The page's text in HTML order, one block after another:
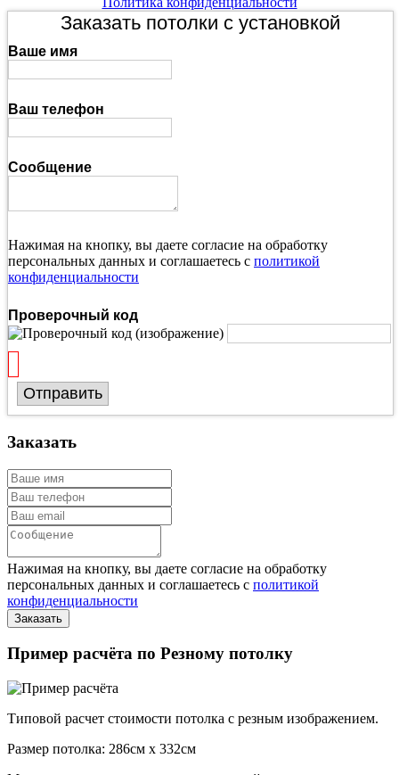
Заказать потолки с установкой
Ваше имя
Ваш телефон
Сообщение
Нажимая на кнопку, вы даете согласие на обработку
персональных данных и соглашаетесь с политикой
конфиденциальности
Проверочный код
Отправить
Заказать
Нажимая на кнопку, вы даете согласие на обработку
персональных данных и соглашаетесь с политикой
конфиденциальности
Пример расчёта по Резному потолку
Типовой расчет стоимости потолка с резным изображением.
Размер потолка: 286см x 332см